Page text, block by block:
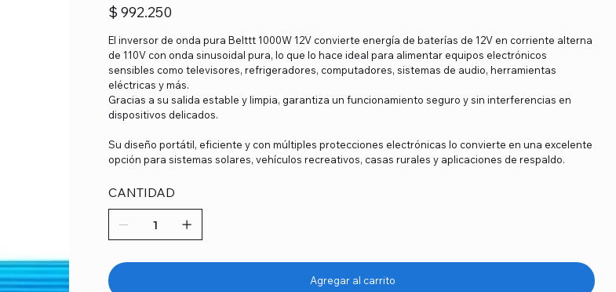
Precio
$ 992.250
El inversor de onda pura Belttt 1000W 12V convierte energía de baterías de 12V en corriente alterna
de 110V con onda sinusoidal pura, lo que lo hace ideal para alimentar equipos electrónicos
sensibles como televisores, refrigeradores, computadores, sistemas de audio, herramientas
eléctricas y más.
Gracias a su salida estable y limpia, garantiza un funcionamiento seguro y sin interferencias en
dispositivos delicados.
Su diseño portátil, eficiente y con múltiples protecciones electrónicas lo convierte en una excelente
opción para sistemas solares, vehículos recreativos, casas rurales y aplicaciones de respaldo.
CANTIDAD
Agregar al carrito